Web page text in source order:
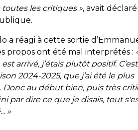
les critiques », avait
a réagi à cette sortie
propos ont été mal interprétés :
arrivé, j’étais plutôt positif. C’est
2024-2025, que j’ai été le plus
Donc au début bien, puis très
par dire ce que je disais, tout
»